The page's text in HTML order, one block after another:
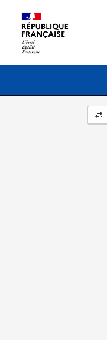
Menu principal